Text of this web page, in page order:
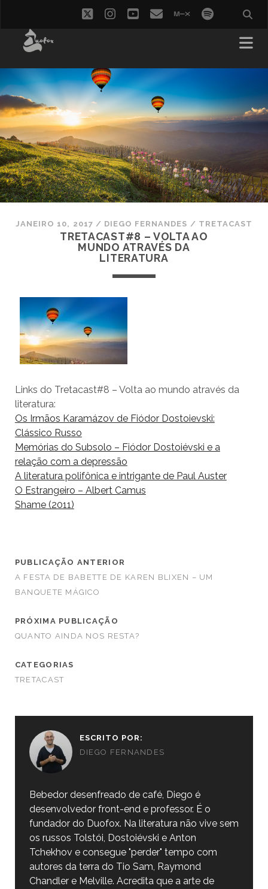
twitterinstagram
youtube
emailmixcloud
spotify
JANEIRO 10, 2017 / DIEGO FERNANDES / TRETACAST
TRETACAST#8 – VOLTA AO
MUNDO ATRAVÉS DA
LITERATURA
Links do Tretacast#8 – Volta ao mundo através da
literatura:
Os Irmãos Karamázov de Fiódor Dostoievski:
Clássico Russo
Memórias do Subsolo – Fiódor Dostoiévski e a
relação com a depressão
A literatura polifônica e intrigante de Paul Auster
O Estrangeiro – Albert Camus
Shame (2011)
PUBLICAÇÃO ANTERIOR
A FESTA DE BABETTE DE KAREN BLIXEN – UM
BANQUETE MÁGICO
PRÓXIMA PUBLICAÇÃO
QUANTO AINDA NOS RESTA?
CATEGORIAS
TRETACAST
ESCRITO POR:
DIEGO FERNANDES
Bebedor desenfreado de café, Diego é
desenvolvedor front-end e professor. É o
fundador do Duofox. Na literatura não vive sem
os russos Tolstói, Dostoiévski e Anton
Tchekhov e consegue "perder" tempo com
autores da terra do Tio Sam, Raymond
Chandler e Melville. Acredita que a arte de